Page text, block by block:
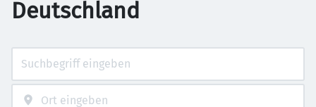
Deutschland